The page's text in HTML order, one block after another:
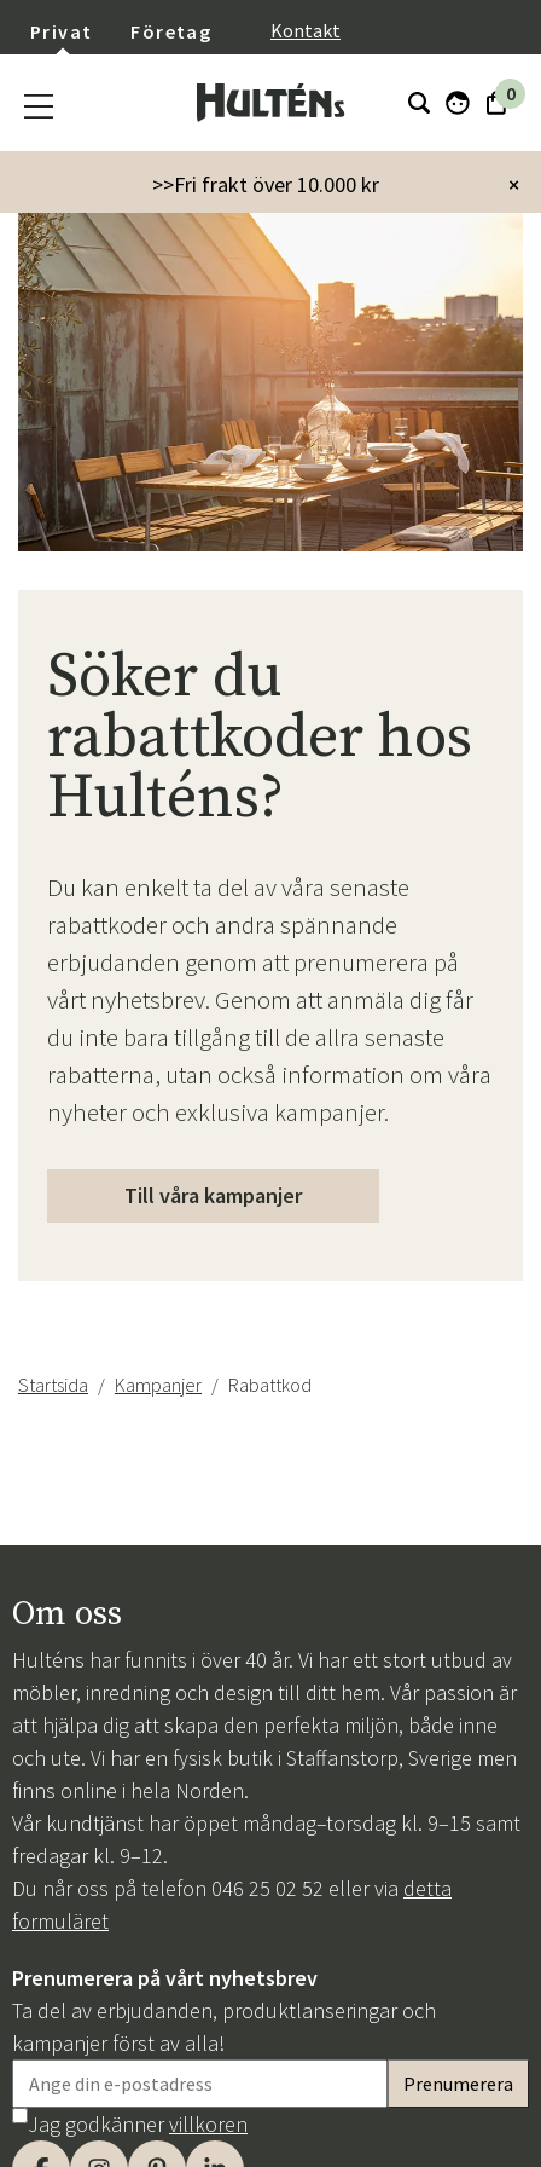
Privat Företag Kontakt
0
×
>>Fri frakt över 10.000 kr
Söker du
rabattkoder hos
Hulténs?
Du kan enkelt ta del av våra senaste
rabattkoder och andra spännande
erbjudanden genom att prenumerera på
vårt nyhetsbrev. Genom att anmäla dig får
du inte bara tillgång till de allra senaste
rabatterna, utan också information om våra
nyheter och exklusiva kampanjer.
Till våra kampanjer
Startsida Kampanjer Rabattkod
Om oss
Hulténs har funnits i över 40 år. Vi har ett stort utbud av
möbler, inredning och design till ditt hem. Vår passion är
att hjälpa dig att skapa den perfekta miljön, både inne
och ute. Vi har en fysisk butik i Staffanstorp, Sverige men
finns online i hela Norden.
Vår kundtjänst har öppet måndag–torsdag kl. 9–15 samt
fredagar kl. 9–12.
Du når oss på telefon 046 25 02 52 eller via detta
formuläret
Prenumerera på vårt nyhetsbrev
Ta del av erbjudanden, produktlanseringar och
kampanjer först av alla!
Jag godkännervillkoren